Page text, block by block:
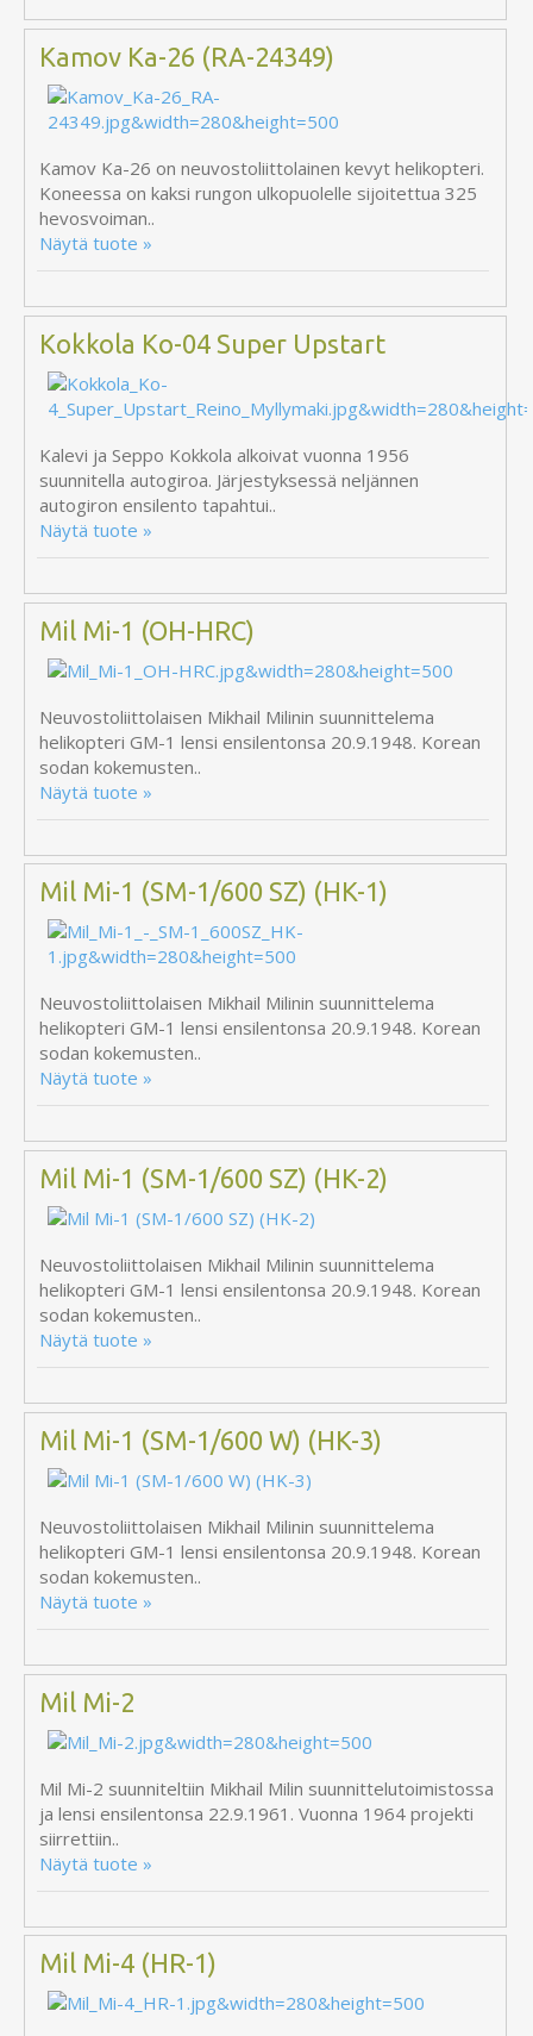
Kamov Ka-26 (RA-24349)
Kamov Ka-26 on neuvostoliittolainen kevyt helikopteri.
Koneessa on kaksi rungon ulkopuolelle sijoitettua 325
hevosvoiman..
Näytä tuote »
Kokkola Ko-04 Super Upstart
Kalevi ja Seppo Kokkola alkoivat vuonna 1956
suunnitella autogiroa. Järjestyksessä neljännen
autogiron ensilento tapahtui..
Näytä tuote »
Mil Mi-1 (OH-HRC)
Neuvostoliittolaisen Mikhail Milinin suunnittelema
helikopteri GM-1 lensi ensilentonsa 20.9.1948. Korean
sodan kokemusten..
Näytä tuote »
Mil Mi-1 (SM-1/600 SZ) (HK-1)
Neuvostoliittolaisen Mikhail Milinin suunnittelema
helikopteri GM-1 lensi ensilentonsa 20.9.1948. Korean
sodan kokemusten..
Näytä tuote »
Mil Mi-1 (SM-1/600 SZ) (HK-2)
Neuvostoliittolaisen Mikhail Milinin suunnittelema
helikopteri GM-1 lensi ensilentonsa 20.9.1948. Korean
sodan kokemusten..
Näytä tuote »
Mil Mi-1 (SM-1/600 W) (HK-3)
Neuvostoliittolaisen Mikhail Milinin suunnittelema
helikopteri GM-1 lensi ensilentonsa 20.9.1948. Korean
sodan kokemusten..
Näytä tuote »
Mil Mi-2
Mil Mi-2 suunniteltiin Mikhail Milin suunnittelutoimistossa
ja lensi ensilentonsa 22.9.1961. Vuonna 1964 projekti
siirrettiin..
Näytä tuote »
Mil Mi-4 (HR-1)